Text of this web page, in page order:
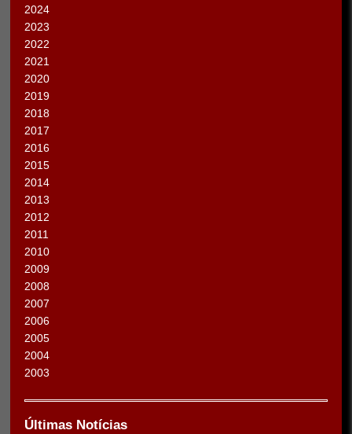
2024
2023
2022
2021
2020
2019
2018
2017
2016
2015
2014
2013
2012
2011
2010
2009
2008
2007
2006
2005
2004
2003
Últimas Notícias